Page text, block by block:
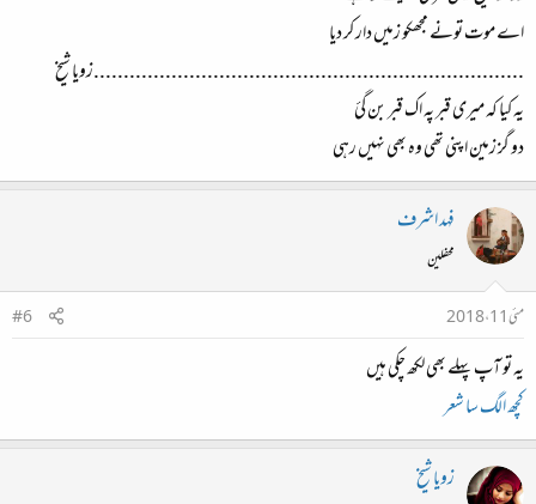
اے موت تونے مجھکو زمیں دار کر دیا
........................................................................زویا شیخ
یہ کیا کہ میری قبر پہ اک قبر بن گئ
دو گز زمین اپنی تھی وہ بھی نہیں رہی
فہد اشرف
محفلین
مئی 11، 2018
#6
یہ تو آپ پہلے بھی لکھ چکی ہیں
کچھ الگ سا شعر
زویا شیخ